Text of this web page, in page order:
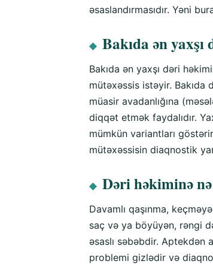
əsaslandırmasıdır. Yəni
◆ Bakıda ən
Bakıda ən yaxşı dəri
mütəxəssis istəyir. Bakıda
müasir avadanlığına
diqqət etmək faydalıdır.
mümkün variantları
mütəxəssisin diaqnostik
◆ Dəri həkiminə
Davamlı qaşınma,
saç və ya böyüyən, rəngi
əsaslı səbəbdir. Aptekdən
problemi gizlədir və